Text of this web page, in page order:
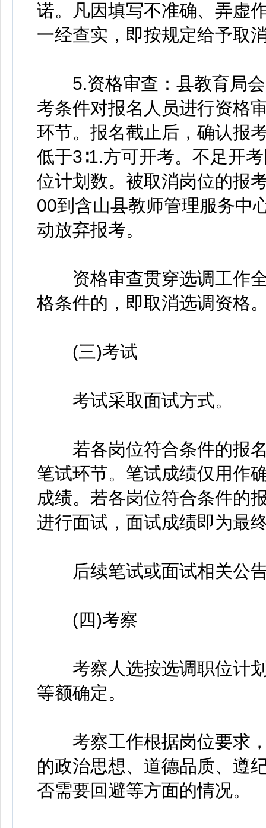
诺。凡因填写不准确、弄虚
一经查实，即按规定给予取
5.资格审查：县教育局会
考条件对报名人员进行资格
环节。报名截止后，确认报
低于3∶1.方可开考。不足开
位计划数。被取消岗位的报
00到含山县教师管理服务中
动放弃报考。
资格审查贯穿选调工作全
格条件的，即取消选调资格
(三)考试
考试采取面试方式。
若各岗位符合条件的报名
笔试环节。笔试成绩仅用作
成绩。若各岗位符合条件的
进行面试，面试成绩即为最
后续笔试或面试相关公告
(四)考察
考察人选按选调职位计划
等额确定。
考察工作根据岗位要求，
的政治思想、道德品质、遵
否需要回避等方面的情况。